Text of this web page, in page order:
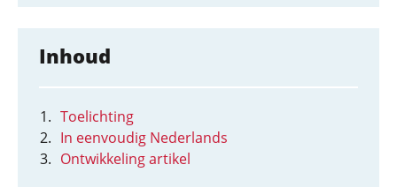
Inhoud
Toelichting
In eenvoudig Nederlands
Ontwikkeling artikel